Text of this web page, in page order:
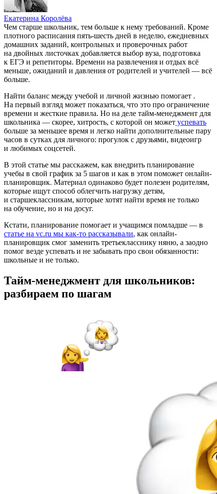
Екатерина Королёва
Чем старше школьник, тем больше к нему требований. Кроме
плотного расписания пять-шесть дней в неделю, ежедневных
домашних заданий, контрольных и проверочных работ
на двойных листочках добавляется выбор вуза, подготовка
к ЕГЭ и репетиторы. Времени на развлечения и отдых всё
меньше, ожиданий и давления от родителей и учителей — всё
больше.
Найти баланс между учебой и личной жизнью помогает .
На первый взгляд может показаться, что это про ограничение
времени и жесткие правила. Но на деле тайм-менеджмент для
школьника — скорее, хитрость, с которой он может успевать
больше за меньшее время и легко найти дополнительные пару
часов в сутках для личного: прогулок с друзьями, видеоигр
и любимых соцсетей.
В этой статье мы расскажем, как внедрить планирование
учебы в свой график за 5 шагов и как в этом поможет онлайн-
планировщик. Материал одинаково будет полезен родителям,
которые ищут способ облегчить нагрузку детям,
и старшеклассникам, которые хотят найти время не только
на обучение, но и на досуг.
Кстати, планирование помогает и учащимся помладше — в
статье на vc.ru мы как-то рассказывали, как онлайн-
планировщик смог заменить третьекласснику няню, а заодно
помог везде успевать и не забывать про свои обязанности:
школьные и не только.
Тайм-менеджмент для школьников:
разбираем по шагам